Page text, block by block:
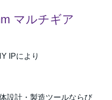
マルチギア
IPにより
設計・製造ツールならび